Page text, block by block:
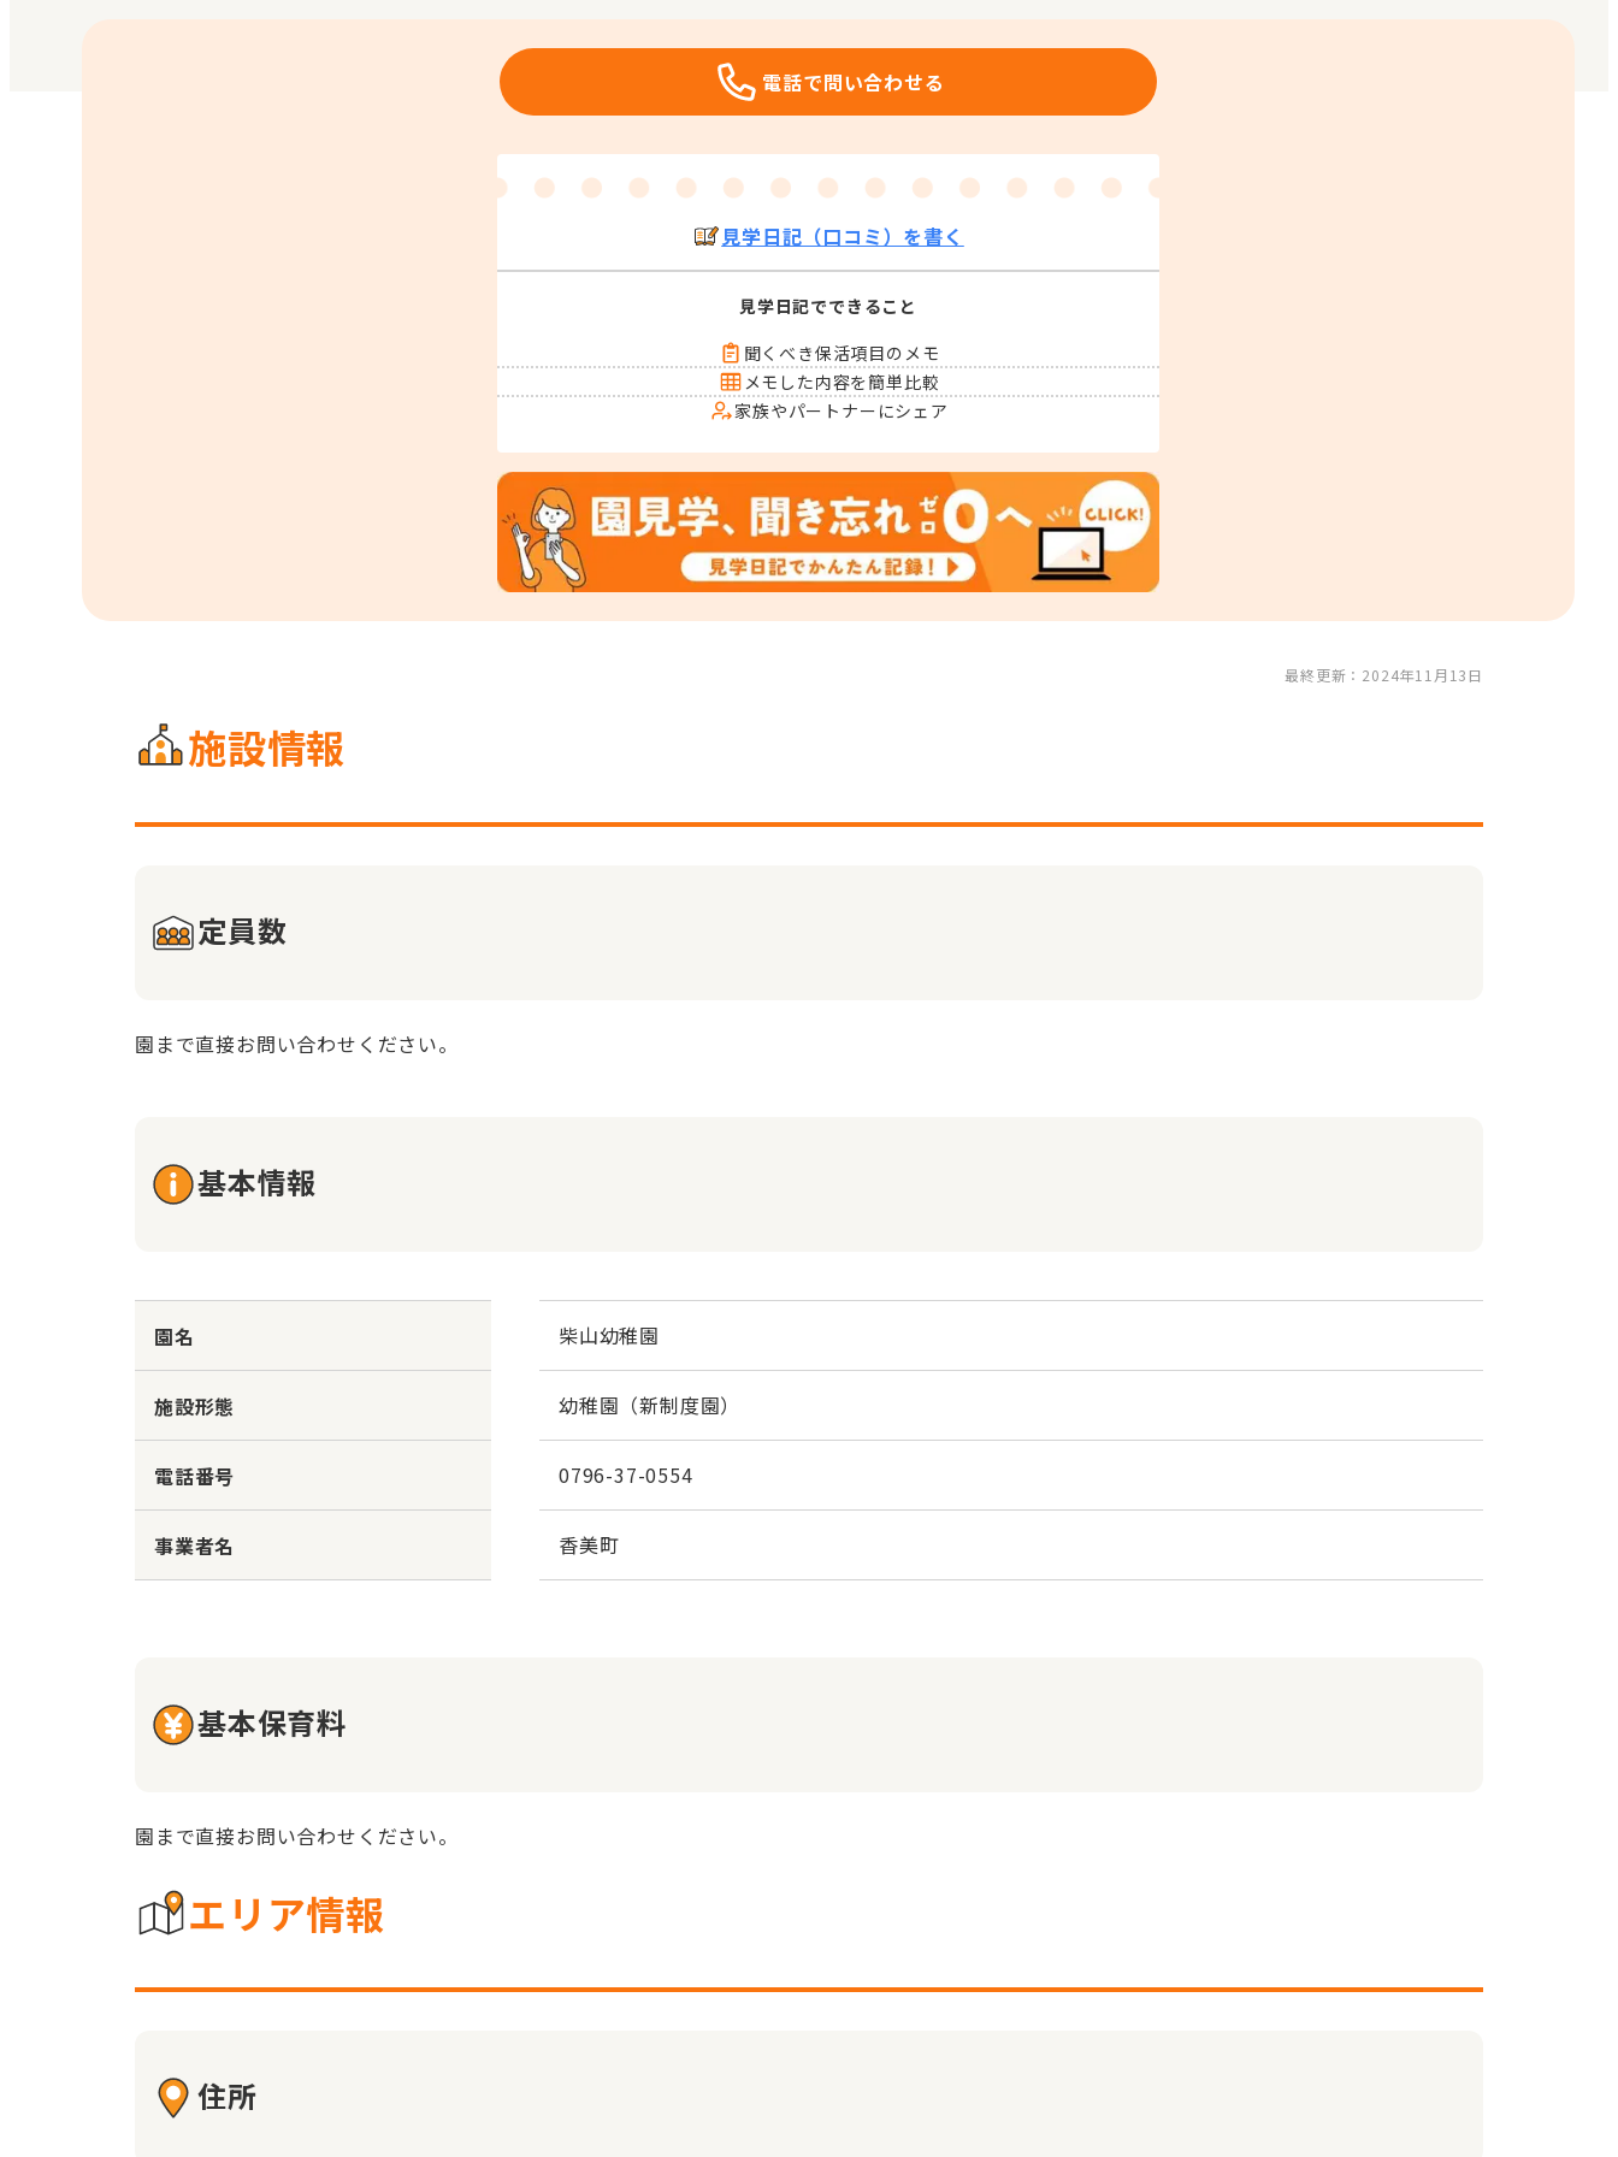
電話で問い合わせる
見学日記（口コミ）を書く
見学日記でできること
聞くべき保活項目のメモ
メモした内容を簡単比較
家族やパートナーにシェア
最終更新：2024年11月13日
施設情報
定員数
園まで直接お問い合わせください。
基本情報
園名 柴山幼稚園
施設形態 幼稚園（新制度園）
電話番号 0796-37-0554
事業者名 香美町
基本保育料
園まで直接お問い合わせください。
エリア情報
住所